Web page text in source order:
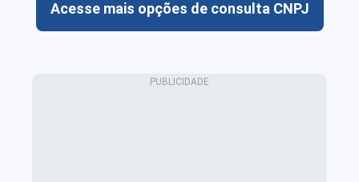
Acesse mais opções de consulta CNPJ